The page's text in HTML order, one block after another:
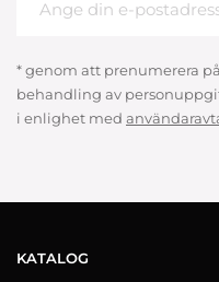
* genom att prenumerera
behandling av
i enlighet med
KATALOG